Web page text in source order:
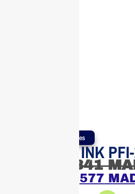
Produits Authentiques
Cartouche INK
841
577